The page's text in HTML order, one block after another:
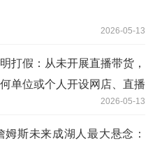
2026-05-13
打假：从未开展直播带货，
单位或个人开设网店、直播
2026-05-13
姆斯未来成湖人最大悬念：